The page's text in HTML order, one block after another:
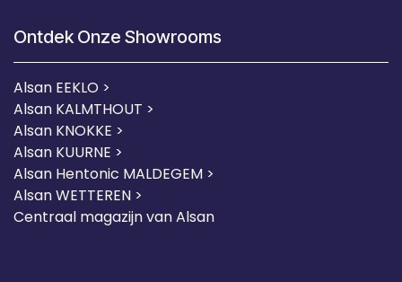
Ontdek Onze Showrooms
Alsan EEKLO >
Alsan KALMTHOUT >
Alsan KNOKKE >
Alsan KUURNE >
Alsan Hentonic MALDEGEM >
Alsan WETTEREN >
Centraal magazijn van Alsan